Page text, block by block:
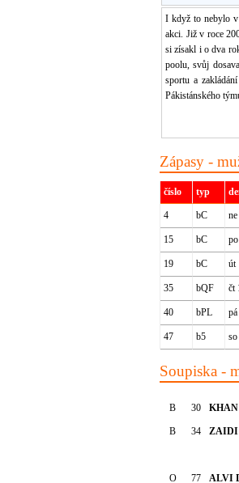
I když to nebylo v
akci. Již v roce
si zísakl i o dva
poolu, svůj
sportu a
Pákistánského
Zápasy -
číslo typ
4 bC
15 bC
19 bC út
35 bQF čt
40 bPL
47 b5
Soupiska -
B 30
B 34 ZAIDI
O 77 ALVI